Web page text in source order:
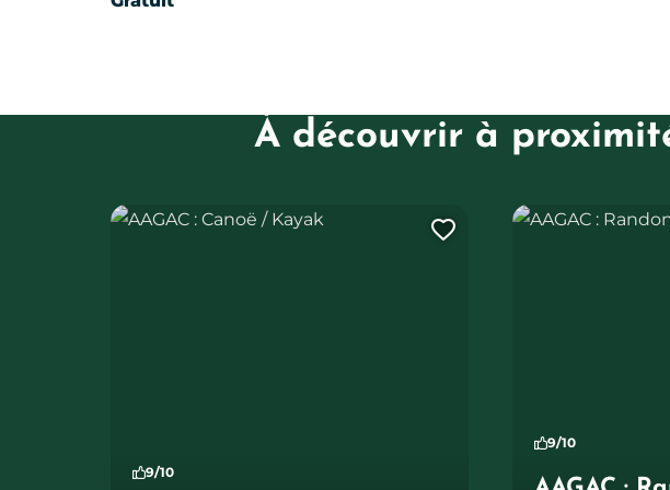
À découvrir à
9/10
AAGAC : Canoë / Kayak
Ajouter cette page
9/10
AAGAC :